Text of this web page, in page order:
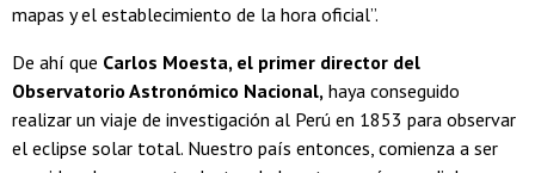
mapas y el establecimiento de la hora oficial”.
De ahí que Carlos Moesta, el primer director del
Observatorio Astronómico Nacional, haya conseguido
realizar un viaje de investigación al Perú en 1853 para observar
el eclipse solar total. Nuestro país entonces, comienza a ser